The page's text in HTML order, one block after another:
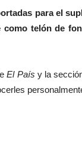
para el
telón de
El País y la